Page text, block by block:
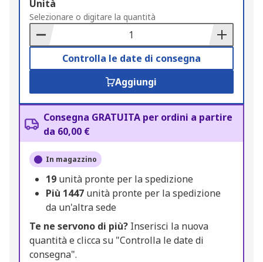
Add
to
Basket
Unità
Selezionare o digitare la quantità
Controlla le date di consegna
Aggiungi
Consegna GRATUITA per ordini a partire
da 60,00 €
In magazzino
19 unità pronte per la spedizione
Più 1447 unità pronte per la spedizione
da un'altra sede
Te ne servono di più? Inserisci la nuova
quantità e clicca su "Controlla le date di
consegna".